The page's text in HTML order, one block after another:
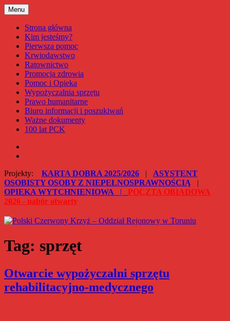
Przejdź
do
treści
Polski Czerwony Krzyż – Oddział Rejonowy w Toruniu
Menu
Strona główna
Kim jesteśmy?
Pierwsza pomoc
Krwiodawstwo
Ratownictwo
Promocja zdrowia
Pomoc i Opieka
Wypożyczalnia sprzętu
Prawo humanitarne
Biuro informacji i poszukiwań
Ważne dokumenty
100 lat PCK
Projekty: KARTA DOBRA 2025/2026 | ASYSTENT
OSOBISTY OSOBY Z NIEPEŁNOSPRAWNOŚCIĄ |
OPIEKA WYTCHNIENIOWA | POCZTA OBIADOWA
2026 - nabór otwarty
Tag: sprzęt
Otwarcie wypożyczalni sprzętu
rehabilitacyjno-medycznego